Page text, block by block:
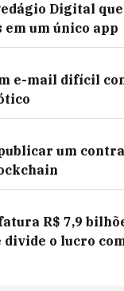
Digital
em um único app
e-mail difícil
um
R$ 7,9
divide o lucro